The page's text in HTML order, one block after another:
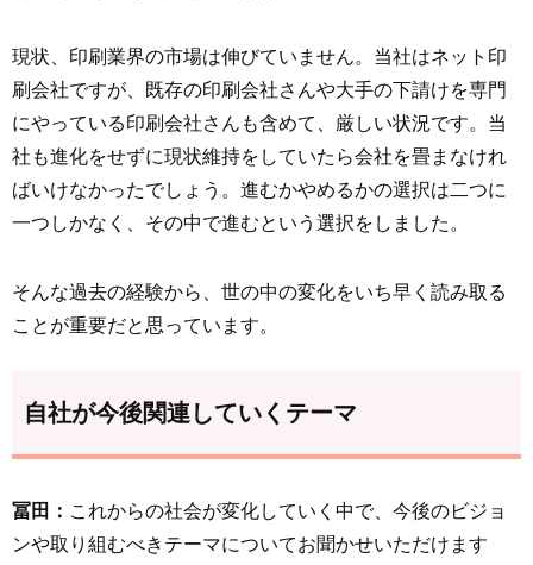
現状、印刷業界の市場は伸びていません。当社はネット印
刷会社ですが、既存の印刷会社さんや大手の下請けを専門
にやっている印刷会社さんも含めて、厳しい状況です。当
社も進化をせずに現状維持をしていたら会社を畳まなけれ
ばいけなかったでしょう。進むかやめるかの選択は二つに
一つしかなく、その中で進むという選択をしました。
そんな過去の経験から、世の中の変化をいち早く読み取る
ことが重要だと思っています。
自社が今後関連していくテーマ
冨田： これからの社会が変化していく中で、今後のビジョ
ンや取り組むべきテーマについてお聞かせいただけます